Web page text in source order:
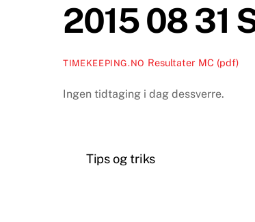
2015 08 31
TIMEKEEPING.NO Resultater MC (pdf)
Ingen tidtaging i dag dessverre.
Tips og triks